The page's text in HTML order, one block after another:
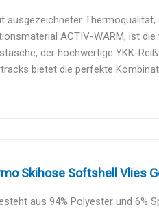
Thermoqualität,
ACTIV-WARM, ist
der hochwertige YKK-
bietet die perfekte
Skihose Softshell Vlies
aus 94% Polyester und 6%